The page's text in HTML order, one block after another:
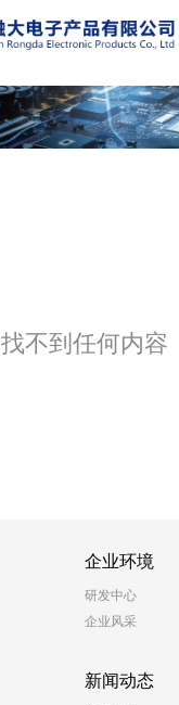
找不到任何内容
企业环境
研发中心
企业风采
新闻动态